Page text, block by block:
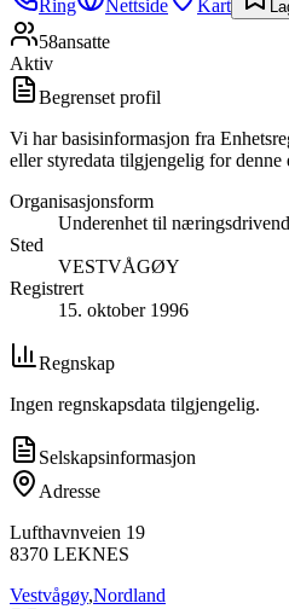
Ring Nettside Kart
58ansatte
Aktiv
Begrenset profil
Vi har basisinformasjon fra
eller styredata tilgjengelig for denne
Organisasjonsform
Underenhet til
Sted
VESTVÅGØY
Registrert
15. oktober 1996
Regnskap
Ingen regnskapsdata tilgjengelig.
Selskapsinformasjon
Adresse
Lufthavnveien 19
8370 LEKNES
Vestvågøy,Nordland